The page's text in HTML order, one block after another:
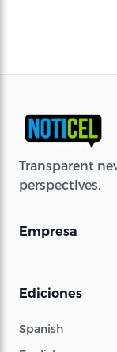
Transparent
perspectives.
Empresa
Ediciones
Spanish